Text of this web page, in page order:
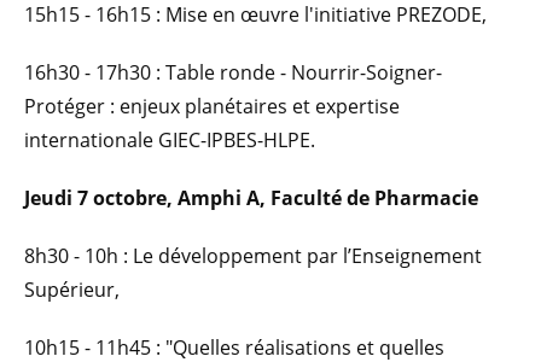
15h15 - 16h15 : Mise en œuvre l'initiative PREZODE,
16h30 - 17h30 : Table ronde - Nourrir-Soigner-
Protéger : enjeux planétaires et expertise
internationale GIEC-IPBES-HLPE.
Jeudi 7 octobre, Amphi A, Faculté de Pharmacie
8h30 - 10h : Le développement par l’Enseignement
Supérieur,
10h15 - 11h45 : "Quelles réalisations et quelles